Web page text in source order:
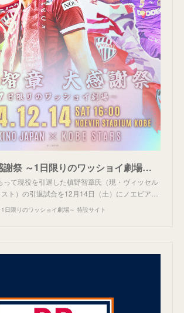
槙野智章 大感謝祭 ～1日限りのワッショイ劇場～ 特設サイト
って現役を引退した槙野智章氏（現・ヴィッセル
ト）の引退試合を12月14日（土）にノエビア…
日限りのワッショイ劇場～ 特設サイト